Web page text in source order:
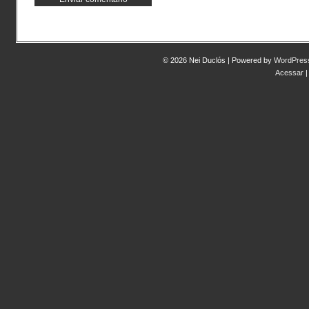
© 2026 Nei Duclós | Powered by
Acessar